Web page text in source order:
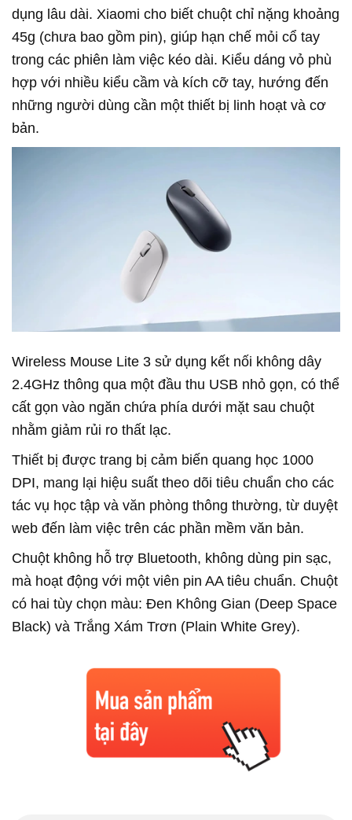
dụng lâu dài. Xiaomi cho biết chuột chỉ nặng khoảng
45g (chưa bao gồm pin), giúp hạn chế mỏi cổ tay
trong các phiên làm việc kéo dài. Kiểu dáng vỏ phù
hợp với nhiều kiểu cầm và kích cỡ tay, hướng đến
những người dùng cần một thiết bị linh hoạt và cơ
bản.
Wireless Mouse Lite 3 sử dụng kết nối không dây
2.4GHz thông qua một đầu thu USB nhỏ gọn, có thể
cất gọn vào ngăn chứa phía dưới mặt sau chuột
nhằm giảm rủi ro thất lạc.
Thiết bị được trang bị cảm biến quang học 1000
DPI, mang lại hiệu suất theo dõi tiêu chuẩn cho các
tác vụ học tập và văn phòng thông thường, từ duyệt
web đến làm việc trên các phần mềm văn bản.
Chuột không hỗ trợ Bluetooth, không dùng pin sạc,
mà hoạt động với một viên pin AA tiêu chuẩn. Chuột
có hai tùy chọn màu: Đen Không Gian (Deep Space
Black) và Trắng Xám Trơn (Plain White Grey).